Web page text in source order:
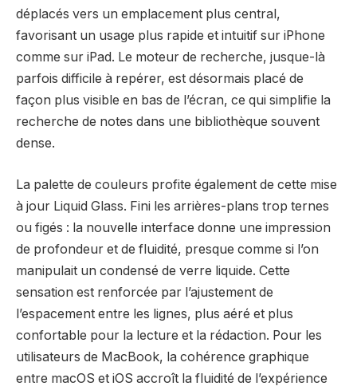
déplacés vers un emplacement plus central,
favorisant un usage plus rapide et intuitif sur iPhone
comme sur iPad. Le moteur de recherche, jusque-là
parfois difficile à repérer, est désormais placé de
façon plus visible en bas de l’écran, ce qui simplifie la
recherche de notes dans une bibliothèque souvent
dense.
La palette de couleurs profite également de cette mise
à jour Liquid Glass. Fini les arrières-plans trop ternes
ou figés : la nouvelle interface donne une impression
de profondeur et de fluidité, presque comme si l’on
manipulait un condensé de verre liquide. Cette
sensation est renforcée par l’ajustement de
l’espacement entre les lignes, plus aéré et plus
confortable pour la lecture et la rédaction. Pour les
utilisateurs de MacBook, la cohérence graphique
entre macOS et iOS accroît la fluidité de l’expérience